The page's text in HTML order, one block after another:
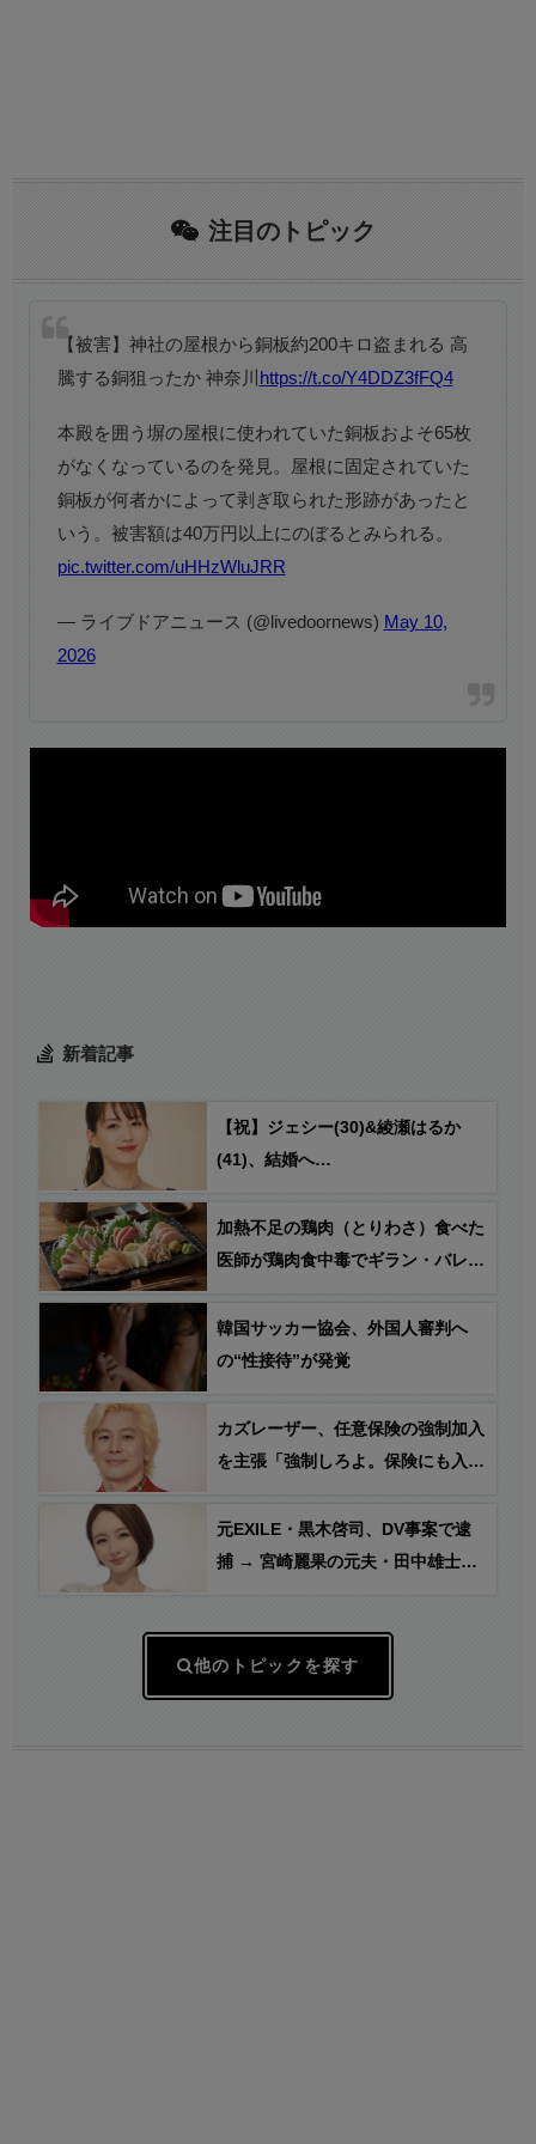
注目のトピック
【被害】神社の屋根から銅板約200キロ盗まれる 高
騰する銅狙ったか 神奈川
https://t.co/Y4DDZ3fFQ4
本殿を囲う塀の屋根に使われていた銅板およそ65枚
がなくなっているのを発見。屋根に固定されていた
銅板が何者かによって剥ぎ取られた形跡があったと
いう。被害額は40万円以上にのぼるとみられる。
pic.twitter.com/uHHzWluJRR
— ライブドアニュース (@livedoornews) May 10,
2026
新着記事
【祝】ジェシー(30)&綾瀬はるか
(41)、結婚へ…
加熱不足の鶏肉（とりわさ）食べた
医師が鶏肉食中毒でギラン・バレー
韓国サッカー協会、外国人審判へ
の“性接待”が発覚
カズレーザー、任意保険の強制加入
を主張「強制しろよ。保険にも入れ
律を改正しないの？」
元EXILE・黒木啓司、DV事案で逮
捕 → 宮崎麗果の元夫・田中雄士
他のトピックを探す